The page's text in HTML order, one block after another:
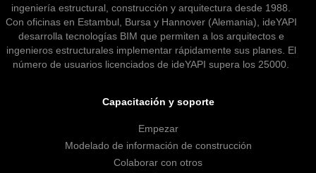
ingeniería estructural, construcción y arquitectura desde 1988.
Con oficinas en Estambul, Bursa y Hannover (Alemania), ideYAPI
desarrolla tecnologías BIM que permiten a los arquitectos e
ingenieros estructurales implementar rápidamente sus planes. El
número de usuarios licenciados de ideYAPI supera los 25000.
Capacitación y soporte
Empezar
Modelado de información de construcción
Colaborar con otros